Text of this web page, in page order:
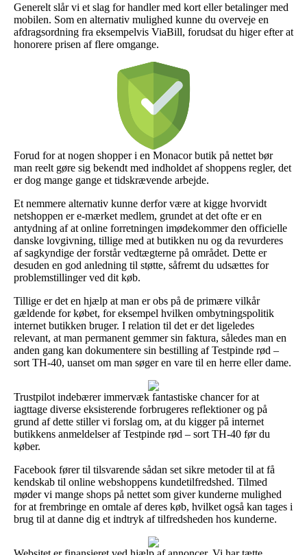
Generelt slår vi et slag for handler med kort eller betalinger med
mobilen. Som en alternativ mulighed kunne du overveje en
afdragsordning fra eksempelvis ViaBill, forudsat du higer efter at
honorere prisen af flere omgange.
Forud for at nogen shopper i en Monacor butik på nettet bør
man reelt gøre sig bekendt med indholdet af shoppens regler, det
er dog mange gange et tidskrævende arbejde.
Et nemmere alternativ kunne derfor være at kigge hvorvidt
netshoppen er e-mærket medlem, grundet at det ofte er en
antydning af at online forretningen imødekommer den officielle
danske lovgivning, tillige med at butikken nu og da revurderes
af sagkyndige der forstår vedtægterne på området. Dette er
desuden en god anledning til støtte, såfremt du udsættes for
problemstillinger ved dit køb.
Tillige er det en hjælp at man er obs på de primære vilkår
gældende for købet, for eksempel hvilken ombytningspolitik
internet butikken bruger. I relation til det er det ligeledes
relevant, at man permanent gemmer sin faktura, således man en
anden gang kan dokumentere sin bestilling af Testpinde rød –
sort TH-40, uanset om man søger en vare til en herre eller dame.
Trustpilot indebærer immervæk fantastiske chancer for at
iagttage diverse eksisterende forbrugeres reflektioner og på
grund af dette stiller vi forslag om, at du kigger på internet
butikkens anmeldelser af Testpinde rød – sort TH-40 før du
køber.
Facebook fører til tilsvarende sådan set sikre metoder til at få
kendskab til online webshoppens kundetilfredshed. Tilmed
møder vi mange shops på nettet som giver kunderne mulighed
for at frembringe en omtale af deres køb, hvilket også kan tages i
brug til at danne dig et indtryk af tilfredsheden hos kunderne.